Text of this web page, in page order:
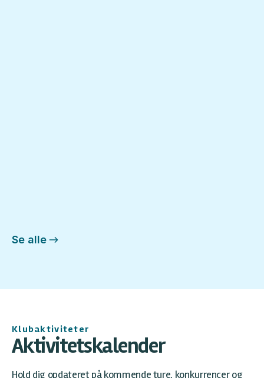
Se alle
Klubaktiviteter
Aktivitetskalender
Hold dig opdateret på kommende ture, konkurrencer og